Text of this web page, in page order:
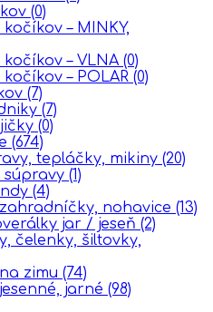
(0)
– MINKY,
– VLNA (0)
– POLAR (0)
(7)
(7)
(0)
(674)
tepláčky, mikiny (20)
súpravy (1)
(4)
nohavice (13)
jar / jeseň (2)
čelenky, šiltovky,
zimu (74)
jarné (98)